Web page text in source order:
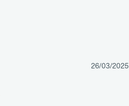
26/03/2025